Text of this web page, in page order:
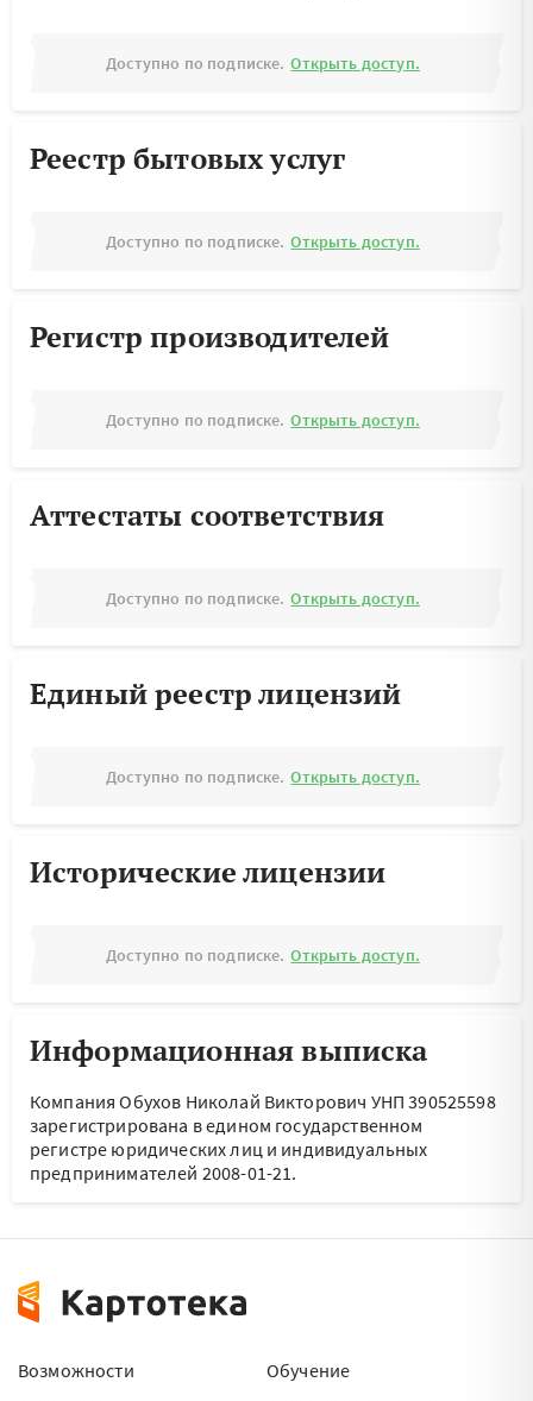
Доступно по подписке. Открыть доступ.
Реестр бытовых услуг
Доступно по подписке. Открыть доступ.
Регистр производителей
Доступно по подписке. Открыть доступ.
Аттестаты соответствия
Доступно по подписке. Открыть доступ.
Единый реестр лицензий
Доступно по подписке. Открыть доступ.
Исторические лицензии
Доступно по подписке. Открыть доступ.
Информационная выписка
Компания Обухов Николай Викторович УНП 390525598
зарегистрирована в едином государственном
регистре юридических лиц и индивидуальных
предпринимателей 2008-01-21.
Возможности
Обучение